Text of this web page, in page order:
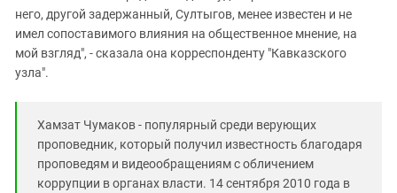
него, другой задержанный, Султыгов, менее известен и не
имел сопоставимого влияния на общественное мнение, на
мой взгляд", - сказала она корреспонденту "Кавказского
узла".
Хамзат Чумаков - популярный среди верующих
проповедник, который получил известность благодаря
проповедям и видеообращениям с обличением
коррупции в органах власти. 14 сентября 2010 года в